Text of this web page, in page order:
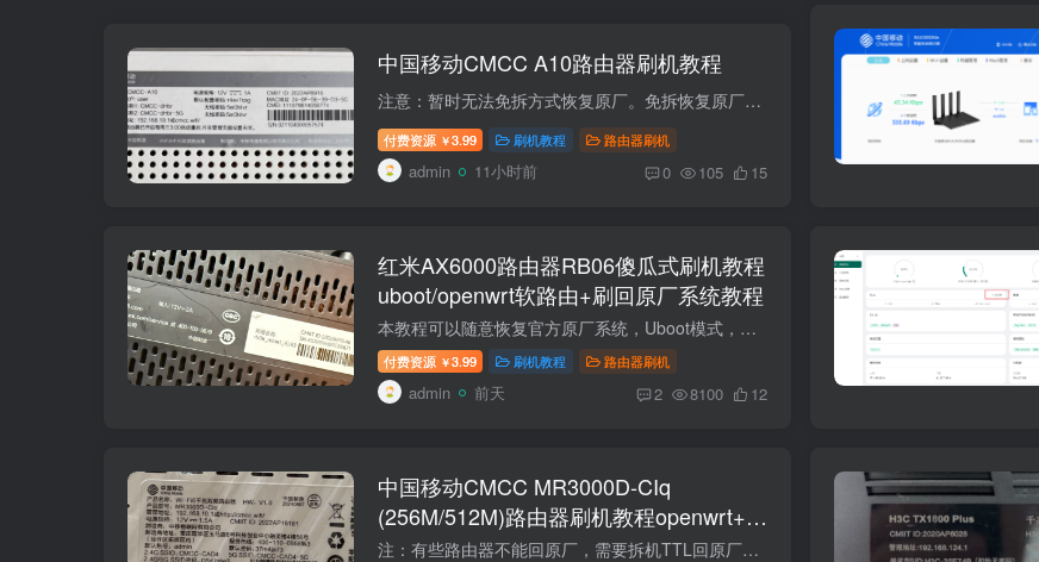
中国移动CMCC A10路由器刷机教程
注意：暂时无法免拆方式恢复原厂。免拆恢复原厂固件制作中。 项目规格CPU联发科 MT7981B 双核 A53 @1.3GHz（12nm）内存 RAM256MB DDR3闪存 Flash128MB SPI‑NANDWi‑Fi 方案2.4G/5G 均为 MTK 集...
付费资源 ￥3.99 刷机教程 路由器刷机
admin 11小时前 0 105 15
红米AX6000路由器RB06傻瓜式刷机教程
uboot/openwrt软路由+刷回原厂系统教程
本教程可以随意恢复官方原厂系统，Uboot模式，就像重装电脑系统一样。不用担心变砖。网页底部有原厂固件以及教程。 这是红米AX6000的教程，型号是RB06,不是小米AX6000的教程，两个不同型号，不...
付费资源 ￥3.99 刷机教程 路由器刷机
admin 前天 2 8100 12
中国移动CMCC MR3000D-CIq
(256M/512M)路由器刷机教程openwrt+恢
复原厂
注：有些路由器不能回原厂，需要拆机TTL回原厂。 对比项MR3000D-CIq（256M 版）MR3000D-CIq（512M 版）主控 CPUMT7981B，双核 ARM Cortex-A53 @ 1.3GHz，12nmMT7981B，双核 ARM Cortex-A53 @ 1....